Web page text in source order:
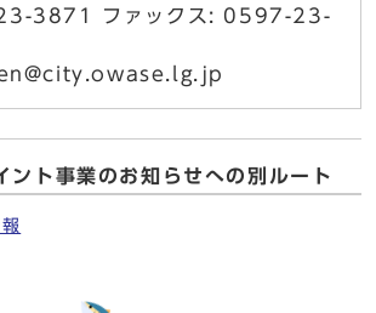
3871 ファックス: 0597-23-
ント事業のお知らせへの別ルート